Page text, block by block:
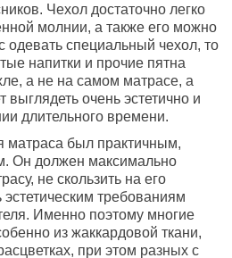
Чехол достаточно легко
молнии, а также его можно
одевать специальный чехол, то
напитки и прочие пятна
а не на самом матрасе, а
выглядеть очень эстетично и
длительного времени.
матраса был практичным,
Он должен максимально
не скользить на его
эстетическим требованиям
Именно поэтому многие
из жаккардовой ткани,
при этом разных с